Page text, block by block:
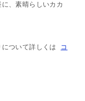
、素晴らしいカカ
ついて詳しくは
コ